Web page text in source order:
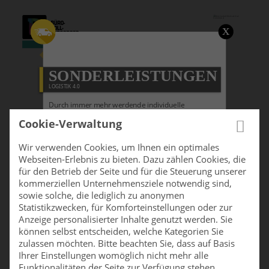
≡ MENU
SONDERLEISTUNGEN
LOGISTIK 4.0
Durch immer mehr werdende individuelle
Anlieferungskonzepte und -bedingungen hat sich
der Anspruch an Lieferanten und deren
Logistikstrategien in den letzten Jahren immer mehr
erhöht. Die Logistik 4.0 innerhalb der OFFICE CLOUD
überzeugt durch logistische Leistungsfähigkeit,
sowie ihre Konzeption und bietet Ihnen passend zu
den heutigen, gewachsenen Ansprüchen an
Lieferstrukturen den optimalen Support. Tracking
von Paketen, sicherheitsrelevante Anlieferungen
und selbst die Nutzung von nachhaltigen und
umweltbewussten Mehrwegversandboxen gehören
zum Standard. Durch den Einsatz des innovativen
Warehouse-Management-Systems AutoStore®
KONDITIONEN
Cookie-Verwaltung
Wir verwenden Cookies, um Ihnen ein optimales
Webseiten-Erlebnis zu bieten. Dazu zählen Cookies, die
für den Betrieb der Seite und für die Steuerung unserer
kommerziellen Unternehmensziele notwendig sind,
sowie solche, die lediglich zu anonymen
Statistikzwecken, für Komforteinstellungen oder zur
Anzeige personalisierter Inhalte genutzt werden. Sie
können selbst entscheiden, welche Kategorien Sie
zulassen möchten. Bitte beachten Sie, dass auf Basis
Ihrer Einstellungen womöglich nicht mehr alle